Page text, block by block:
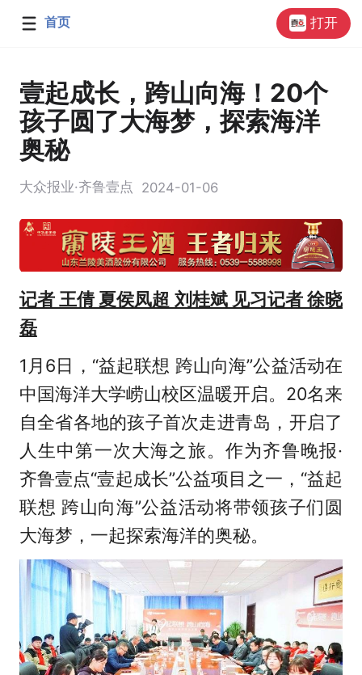
首页 打开
壹起成长，跨山向海！20个
孩子圆了大海梦，探索海洋
奥秘
大众报业·齐鲁壹点 2024-01-06
记者 王倩 夏侯凤超 刘桂斌 见习记者 徐晓
磊
1月6日，“益起联想 跨山向海”公益活动在
中国海洋大学崂山校区温暖开启。20名来
自全省各地的孩子首次走进青岛，开启了
人生中第一次大海之旅。作为齐鲁晚报·
齐鲁壹点“壹起成长”公益项目之一，“益起
联想 跨山向海”公益活动将带领孩子们圆
大海梦，一起探索海洋的奥秘。